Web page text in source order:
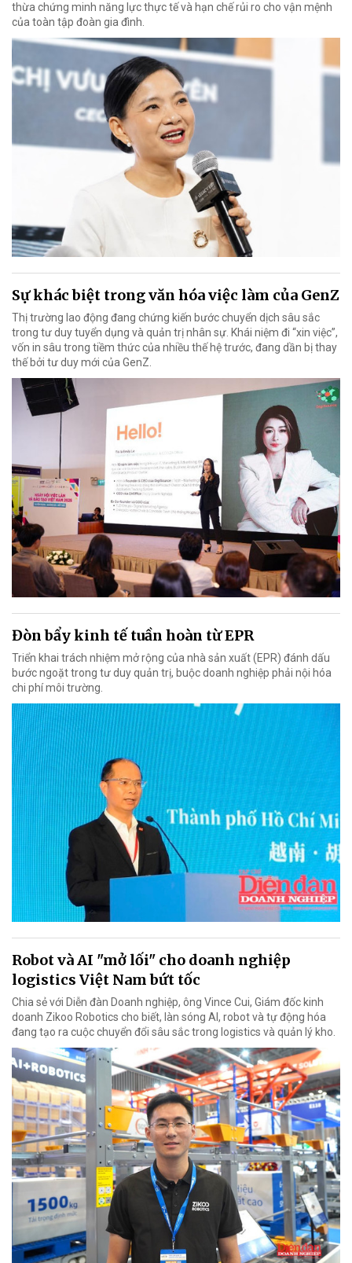
thừa chứng minh năng lực thực tế và hạn chế rủi ro cho vận mệnh
của toàn tập đoàn gia đình.
Sự khác biệt trong văn hóa việc làm của GenZ
Thị trường lao động đang chứng kiến bước chuyển dịch sâu sắc
trong tư duy tuyển dụng và quản trị nhân sự. Khái niệm đi “xin việc”,
vốn in sâu trong tiềm thức của nhiều thế hệ trước, đang dần bị thay
thế bởi tư duy mới của GenZ.
Đòn bẩy kinh tế tuần hoàn từ EPR
Triển khai trách nhiệm mở rộng của nhà sản xuất (EPR) đánh dấu
bước ngoặt trong tư duy quản trị, buộc doanh nghiệp phải nội hóa
chi phí môi trường.
Robot và AI "mở lối" cho doanh nghiệp
logistics Việt Nam bứt tốc
Chia sẻ với Diễn đàn Doanh nghiệp, ông Vince Cui, Giám đốc kinh
doanh Zikoo Robotics cho biết, làn sóng AI, robot và tự động hóa
đang tạo ra cuộc chuyển đổi sâu sắc trong logistics và quản lý kho.